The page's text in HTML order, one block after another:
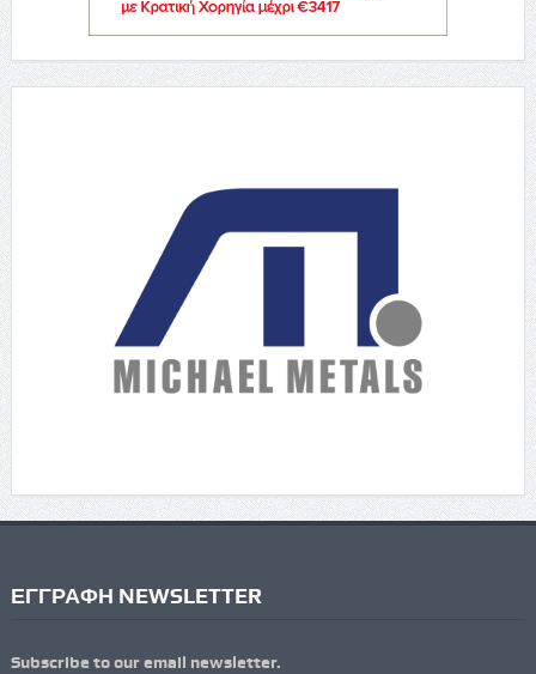
ΕΓΓΡΑΦΗ NEWSLETTER
Subscribe to our email newsletter.